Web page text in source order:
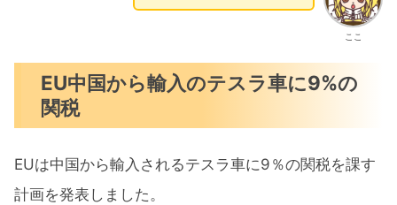
ここ
EU中国から輸入のテスラ車に9%の
関税
EUは中国から輸入されるテスラ車に9％の関税を課す
計画を発表しました。